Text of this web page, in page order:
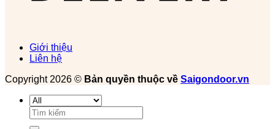
Giới thiệu
Liên hệ
Copyright 2026 © Bản quyền thuộc về Saigondoor.vn
Tìm
kiếm: